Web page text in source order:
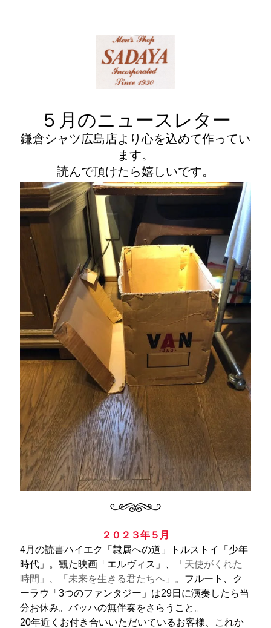
５月のニュースレター
鎌倉シャツ広島店より心を込めて作ってい
ます。
読んで頂けたら嬉しいです。
２０２３年５月
4月の読書ハイエク「隷属への道」トルストイ「少年
時代」。観た映画「エルヴィス」、
「天使がくれた
時間」、「未来を生きる君たちへ」。 フルート、ク
ーラウ「3つのファンタジー」は29日に演奏したら当
分お休み。バッハの無伴奏をさらうこと。
20年近くお付き合いいただいているお客様、これか